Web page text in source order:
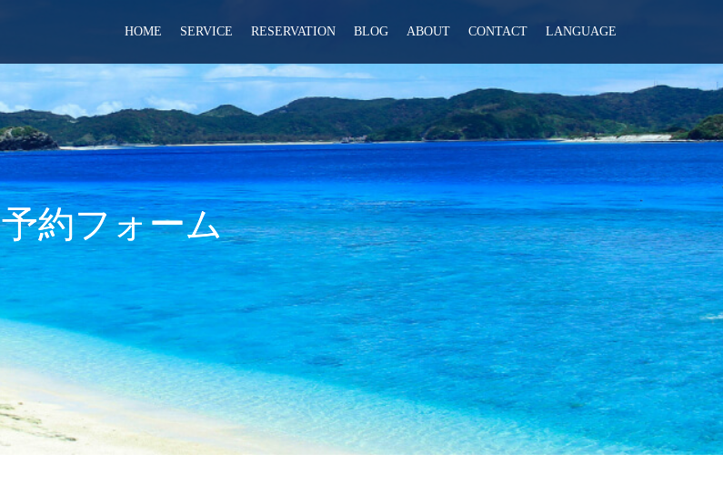
HOME SERVICE RESERVATION BLOG ABOUT CONTACT LANGUAGE
予約フォーム